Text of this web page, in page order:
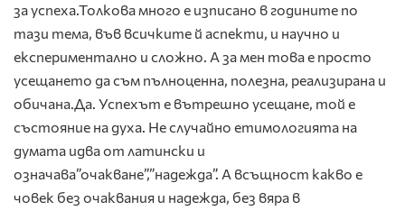
за успеха.Толкова много е изписано в годините по
тази тема, във всичките й аспекти, и научно и
експериментално и сложно. А за мен това е просто
усещането да съм пълноценна, полезна, реализирана и
обичана.Да. Успехът е вътрешно усещане, той е
състояние на духа. Не случайно етимологията на
думата идва от латински и
означава”очакване”,”надежда”. А всъщност какво е
човек без очаквания и надежда, без вяра в